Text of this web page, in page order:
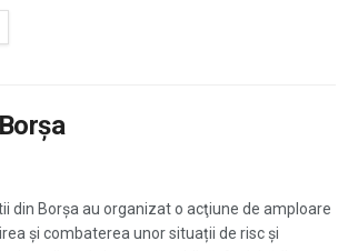
din Borşa au organizat o acţiune de amploare
şi combaterea unor situații de risc și